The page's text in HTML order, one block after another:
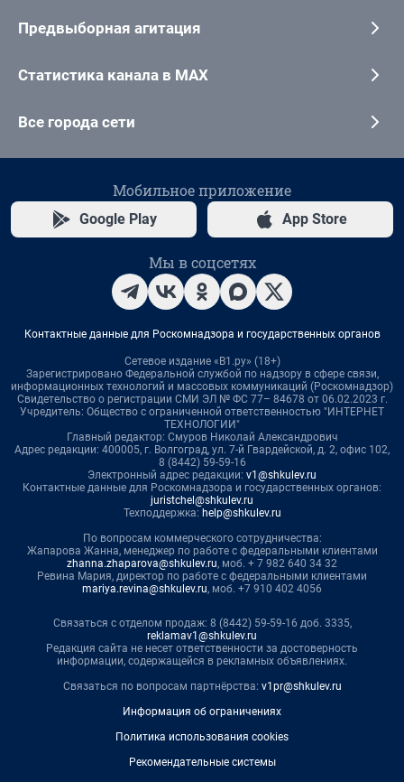
Предвыборная агитация
Статистика канала в MAX
Все города сети
Мобильное приложение
Google Play App Store
Мы в соцсетях
Контактные данные для Роскомнадзора и государственных органов
Сетевое издание «В1.ру» (18+)
Зарегистрировано Федеральной службой по надзору в сфере связи,
информационных технологий и массовых коммуникаций (Роскомнадзор)
Свидетельство о регистрации СМИ ЭЛ № ФС 77– 84678 от 06.02.2023 г.
Учредитель: Общество с ограниченной ответственностью "ИНТЕРНЕТ
ТЕХНОЛОГИИ"
Главный редактор: Смуров Николай Александрович
Адрес редакции: 400005, г. Волгоград, ул. 7-й Гвардейской, д. 2, офис 102,
8 (8442) 59-59-16
Электронный адрес редакции: v1@shkulev.ru
Контактные данные для Роскомнадзора и государственных органов:
juristchel@shkulev.ru
Техподдержка: help@shkulev.ru
По вопросам коммерческого сотрудничества:
Жапарова Жанна, менеджер по работе с федеральными клиентами
zhanna.zhaparova@shkulev.ru, моб. + 7 982 640 34 32
Ревина Мария, директор по работе с федеральными клиентами
mariya.revina@shkulev.ru, моб. +7 910 402 4056
Связаться с отделом продаж: 8 (8442) 59-59-16 доб. 3335,
reklamav1@shkulev.ru
Редакция сайта не несет ответственности за достоверность
информации, содержащейся в рекламных объявлениях.
Связаться по вопросам партнёрства: v1pr@shkulev.ru
Информация об ограничениях
Политика использования cookies
Рекомендательные системы